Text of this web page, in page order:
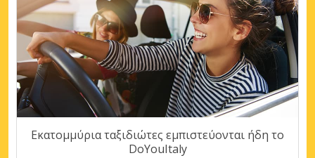
Εκατομμύρια ταξιδιώτες εμπιστεύονται ήδη το
DoYouItaly